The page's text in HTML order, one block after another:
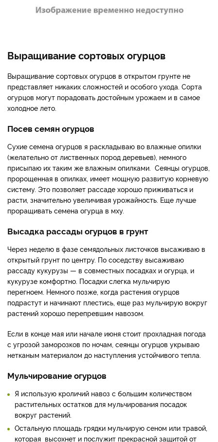
Выращивание сортовых огурцов
Выращивание сортовых огурцов в открытом грунте не
представляет никаких сложностей и особого ухода. Сорта
огурцов могут порадовать достойным урожаем и в самое
холодное лето.
Посев семян огурцов
Сухие семена огурцов я раскладываю во влажные опилки
(желательно от лиственных пород деревьев), немного
присыпаю их таким же влажным опилками. Сеянцы огурцов,
пророщенная в опилках, имеет мощную развитую корневую
систему. Это позволяет рассаде хорошо приживаться и
расти, значительно увеличивая урожайность. Еще лучше
проращивать семена огурца в мху.
Высадка рассады огурцов в грунт
Через неделю в фазе семядольных листочков высаживаю в
открытый грунт по центру. По соседству высаживаю
рассаду кукурузы — в совместных посадках и огурца, и
кукурузе комфортно. Посадки слегка мульчирую
перегноем. Немного позже, когда растения огурцов
подрастут и начинают плестись, еще раз мульчирую вокруг
растений хорошо перепревшим навозом.
Если в конце мая или начале июня стоит прохладная погода
с угрозой заморозков по ночам, сеянцы огурцов укрываю
нетканым материалом до наступления устойчивого тепла.
Мульчирование огурцов
Я использую кроличий навоз с большим количеством
растительных остатков для мульчирования посадок
вокруг растений.
Остальную площадь грядки мульчирую сеном или травой,
которая высохнет и послужит прекрасной защитой от